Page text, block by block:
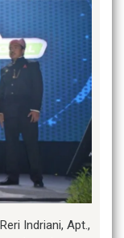
Indriani, Apt.,